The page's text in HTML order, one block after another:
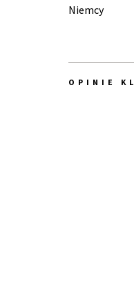
Niemcy
OPINIE